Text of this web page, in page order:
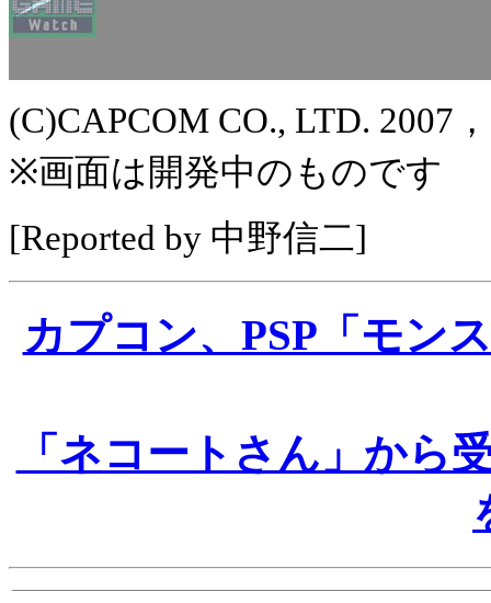
(C)CAPCOM CO., LTD. 2007
※画面は開発中のものです
[Reported by 中野信二]
カプコン、PSP「モン
「ネコートさん」から